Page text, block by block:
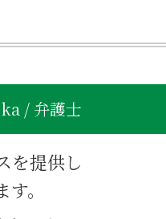
法務局
/ 弁護士
を提供し
。